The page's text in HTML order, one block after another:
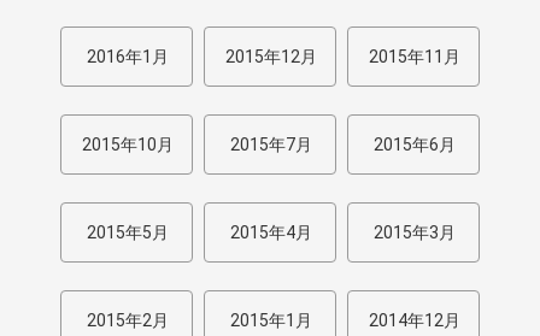
2016年1月 2015年12月 2015年11月
2015年10月 2015年7月 2015年6月
2015年5月 2015年4月 2015年3月
2015年2月 2015年1月 2014年12月